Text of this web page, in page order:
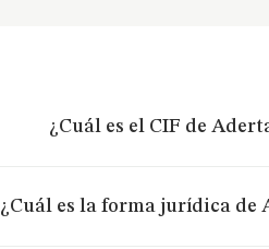
¿Cuál es el CIF de
¿Cuál es la forma jurídica de